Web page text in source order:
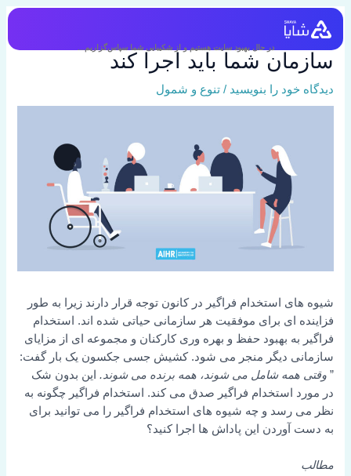
پرش
محتوا
در حال بهبود سایت هستیم و از شکیبایی شما سپاس‌گزاریم...
12 روش استخدام فراگیر که
سازمان شما باید اجرا کند
دیدگاه‌ خود را بنویسید /تنوع و شمول
شیوه های استخدام فراگیر در کانون توجه قرار دارند زیرا به طور
فزاینده ای برای موفقیت هر سازمانی حیاتی شده اند. استخدام
فراگیر به بهبود حفظ و بهره وری کارکنان و مجموعه ای از مزایای
سازمانی دیگر منجر می شود. کشیش جسی جکسون یک بار گفت:
”وقتی همه شامل می شوند، همه برنده می شوند. این بدون شک
در مورد استخدام فراگیر صدق می کند. استخدام فراگیر چگونه به
نظر می رسد و چه شیوه های استخدام فراگیر را می توانید برای
به دست آوردن این پاداش ها اجرا کنید؟
مطالب